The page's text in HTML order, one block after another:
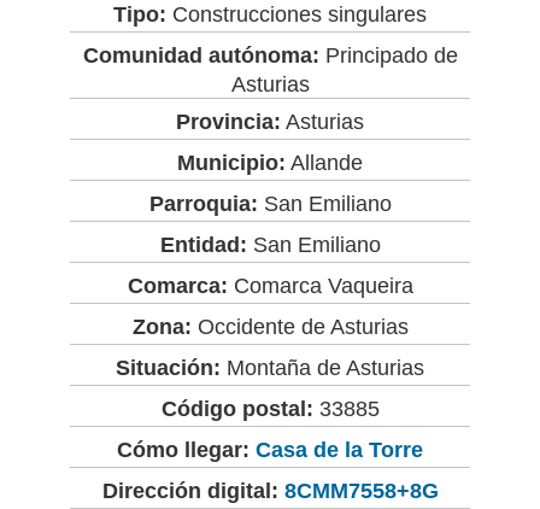
Tipo: Construcciones singulares
Comunidad autónoma: Principado de
Asturias
Provincia: Asturias
Municipio: Allande
Parroquia: San Emiliano
Entidad: San Emiliano
Comarca: Comarca Vaqueira
Zona: Occidente de Asturias
Situación: Montaña de Asturias
Código postal: 33885
Cómo llegar: Casa de la Torre
Dirección digital: 8CMM7558+8G